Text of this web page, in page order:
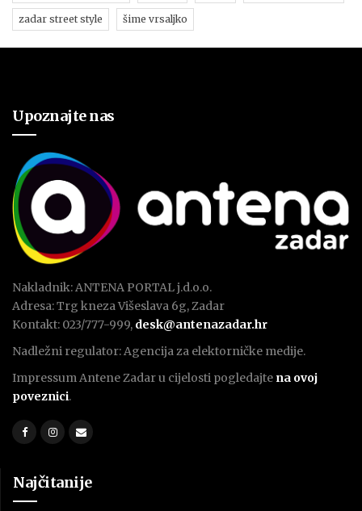
zadar street style šime vrsaljko
Upoznajte nas
Nakladnik: ANTENA PORTAL j.d.o.o.
Adresa: Trg kneza Višeslava 6g, Zadar
Kontakt: 023/777-999, desk@antenazadar.hr
Nadležni regulator: Agencija za elektorničke medije.
Impressum Antene Zadar u cijelosti pogledajte na ovoj
poveznici.
Najčitanije